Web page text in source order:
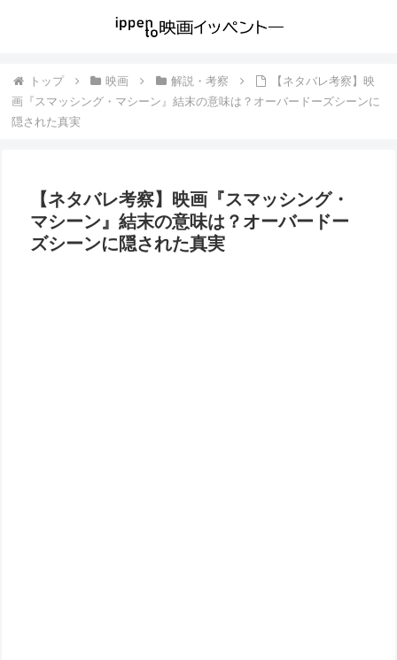
トップ 映画 解説・考察
【ネタバレ考察】映
画『スマッシング・マシーン』結末の意味は？オーバードーズシーンに
隠された真実
【ネタバレ考察】映画『スマッシング・
マシーン』結末の意味は？オーバードー
ズシーンに隠された真実